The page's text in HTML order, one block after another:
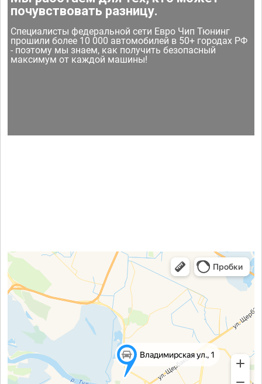
почувствовать разницу.
Специалисты федеральной сети Евро Чип Тюнинг
прошили более 10 000 автомобилей в 50+ городах РФ
- поэтому мы знаем, как получить безопасный
максимум от каждой машины!